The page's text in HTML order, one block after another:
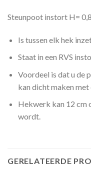
Steunpoot instort H=
Is tussen elk hek
Staat in een RVS
Voordeel is dat u de
kan dicht maken
Hekwerk kan 12 cm
wordt.
GERELATEERDE